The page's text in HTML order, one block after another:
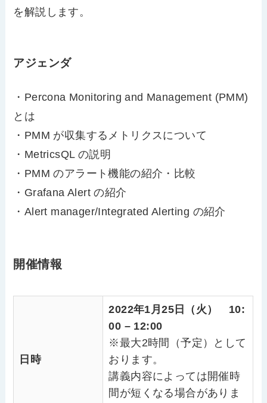
を解説します。
アジェンダ
・Percona Monitoring and Management (PMM)
とは
・PMM が収集するメトリクスについて
・MetricsQL の説明
・PMM のアラート機能の紹介・比較
・Grafana Alert の紹介
・Alert manager/Integrated Alerting の紹介
開催情報
日時
2022年1月25日（火） 10:
00 – 12:00
※最大2時間（予定）として
おります。
講義内容によっては開催時
間が短くなる場合がありま